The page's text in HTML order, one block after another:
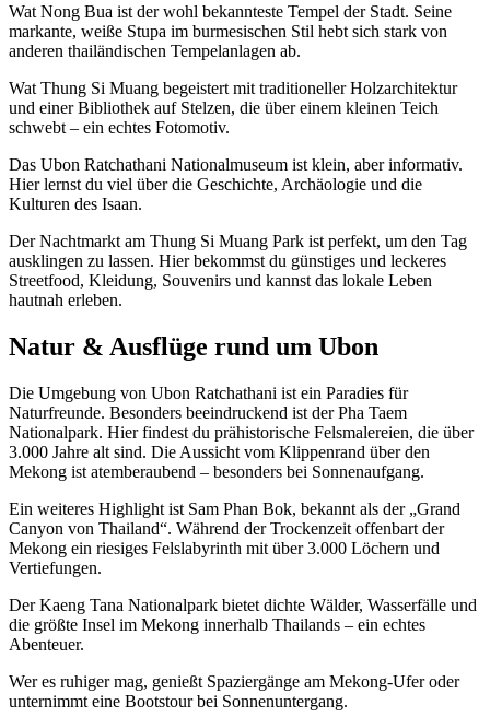
Wat Nong Bua ist der wohl bekannteste Tempel der Stadt. Seine
markante, weiße Stupa im burmesischen Stil hebt sich stark von
anderen thailändischen Tempelanlagen ab.
Wat Thung Si Muang begeistert mit traditioneller Holzarchitektur
und einer Bibliothek auf Stelzen, die über einem kleinen Teich
schwebt – ein echtes Fotomotiv.
Das Ubon Ratchathani Nationalmuseum ist klein, aber informativ.
Hier lernst du viel über die Geschichte, Archäologie und die
Kulturen des Isaan.
Der Nachtmarkt am Thung Si Muang Park ist perfekt, um den Tag
ausklingen zu lassen. Hier bekommst du günstiges und leckeres
Streetfood, Kleidung, Souvenirs und kannst das lokale Leben
hautnah erleben.
Natur & Ausflüge rund um Ubon
Die Umgebung von Ubon Ratchathani ist ein Paradies für
Naturfreunde. Besonders beeindruckend ist der Pha Taem
Nationalpark. Hier findest du prähistorische Felsmalereien, die über
3.000 Jahre alt sind. Die Aussicht vom Klippenrand über den
Mekong ist atemberaubend – besonders bei Sonnenaufgang.
Ein weiteres Highlight ist Sam Phan Bok, bekannt als der „Grand
Canyon von Thailand“. Während der Trockenzeit offenbart der
Mekong ein riesiges Felslabyrinth mit über 3.000 Löchern und
Vertiefungen.
Der Kaeng Tana Nationalpark bietet dichte Wälder, Wasserfälle und
die größte Insel im Mekong innerhalb Thailands – ein echtes
Abenteuer.
Wer es ruhiger mag, genießt Spaziergänge am Mekong-Ufer oder
unternimmt eine Bootstour bei Sonnenuntergang.